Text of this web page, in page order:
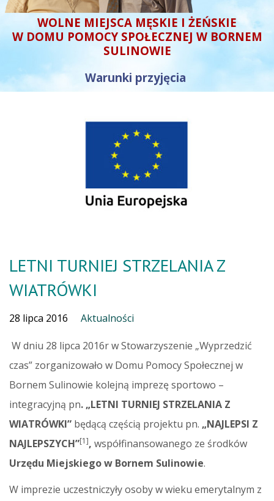
WOLNE MIEJSCA MĘSKIE I ŻEŃSKIE
W DOMU POMOCY SPOŁECZNEJ W BORNEM
SULINOWIE
Warunki przyjęcia
LETNI TURNIEJ STRZELANIA Z
WIATRÓWKI
28 lipca 2016 Aktualności
W dniu 28 lipca 2016r w Stowarzyszenie „Wyprzedzić
czas” zorganizowało w Domu Pomocy Społecznej w
Bornem Sulinowie kolejną imprezę sportowo –
integracyjną pn. „LETNI TURNIEJ STRZELANIA Z
WIATRÓWKI” będącą częścią projektu pn. „NAJLEPSI Z
NAJLEPSZYCH”[1], współfinansowanego ze środków
Urzędu Miejskiego w Bornem Sulinowie.
W imprezie uczestniczyły osoby w wieku emerytalnym z